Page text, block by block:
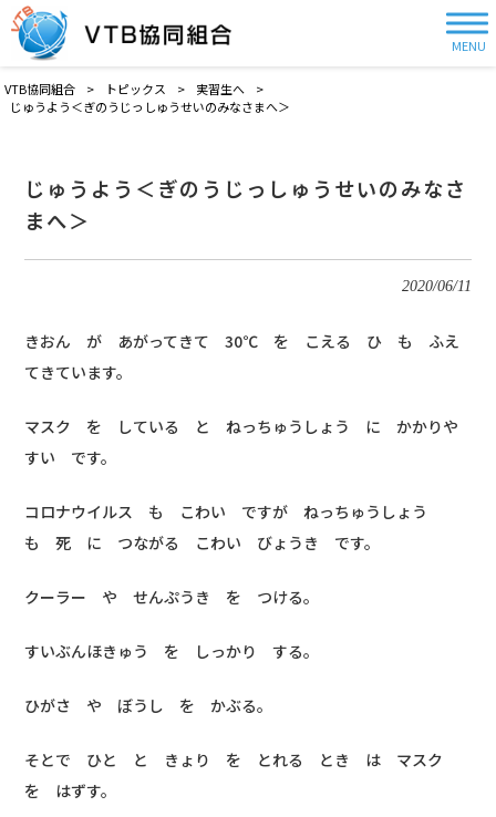
MENU
VTB協同組合 > トピックス > 実習生へ
>
じゅうよう＜ぎのうじっしゅうせいのみなさまへ＞
じゅうよう＜ぎのうじっしゅうせいのみなさ
まへ＞
2020/06/11
きおん が あがってきて 30℃ を こえる ひ も ふえ
てきています。
マスク を している と ねっちゅうしょう に かかりや
すい です。
コロナウイルス も こわい ですが ねっちゅうしょう
も 死 に つながる こわい びょうき です。
クーラー や せんぷうき を つける。
すいぶんほきゅう を しっかり する。
ひがさ や ぼうし を かぶる。
そとで ひと と きょり を とれる とき は マスク
を はずす。